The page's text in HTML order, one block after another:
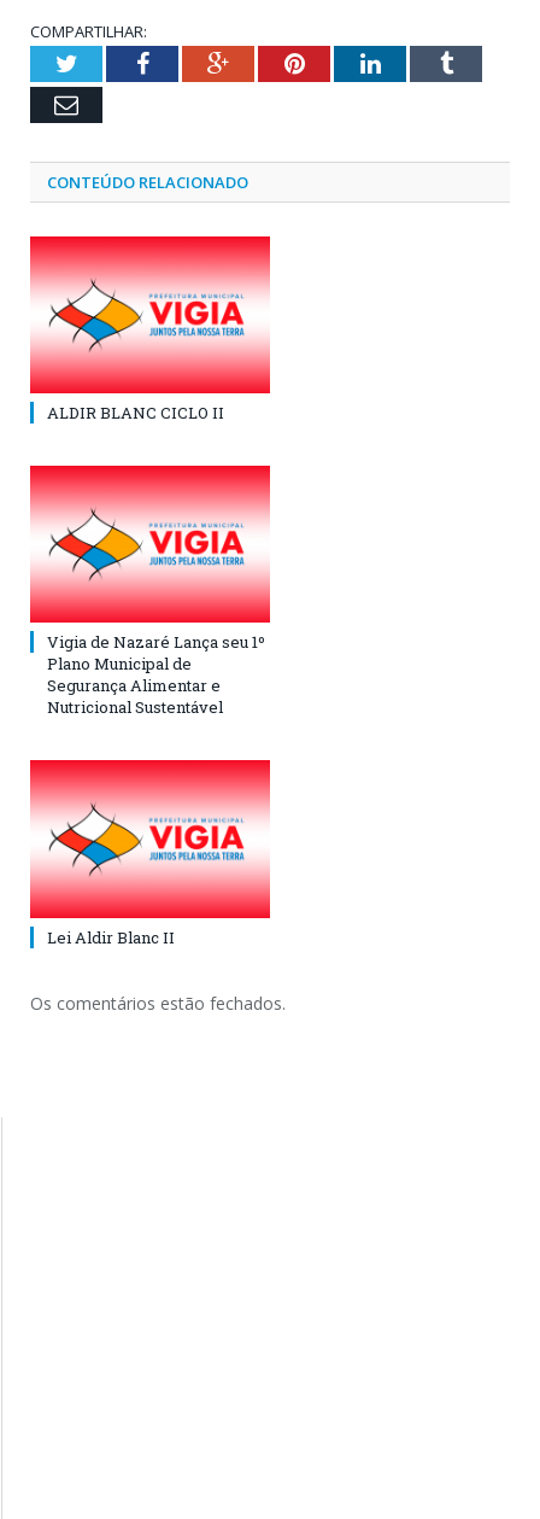
COMPARTILHAR:
TwitterFacebookGoogle+PinterestLinkedInTumblr
Email
CONTEÚDO RELACIONADO
ALDIR BLANC CICLO II
Vigia de Nazaré Lança seu 1º
Plano Municipal de
Segurança Alimentar e
Nutricional Sustentável
Lei Aldir Blanc II
Os comentários estão fechados.